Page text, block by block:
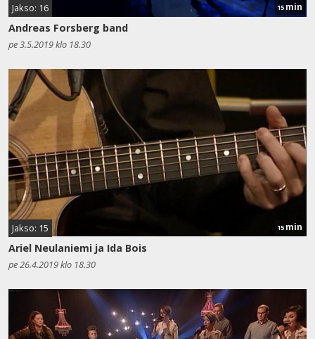
Jakso: 16 15 min
Andreas Forsberg band
pe 3.5.2019 klo 18.30
Jakso: 15 15 min
Ariel Neulaniemi ja Ida Bois
pe 26.4.2019 klo 18.30